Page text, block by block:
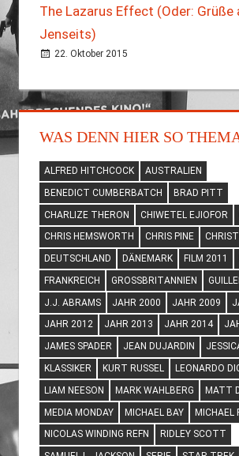
The Lazarus Effect (Oder: Grüße
Jenseits)
22. Oktober 2015
WAS DENN HIER SO
ALFRED HITCHCOCK
AUSTRALIEN
BENEDICT CUMBERBATCH
BRAD PITT
CHARLIZE THERON
CHIWETEL EJIOFOR
CHRIS HEMSWORTH
CHRIS PINE
DEUTSCHLAND
DÄNEMARK FILM 2011
FRANKREICH
GROSSBRITANNIEN
J.J. ABRAMS
JAHR 2000 JAHR 2009
JAHR 2012
JAHR 2013 JAHR 2014
JAMES SPADER
JEAN DUJARDIN
KLASSIKER
KURT RUSSEL
LEONARDO
LIAM NEESON
MARK WAHLBERG
MATT
MEDIA MONDAY
MICHAEL BAY
MICHAEL
NICOLAS WINDING REFN
RIDLEY SCOTT